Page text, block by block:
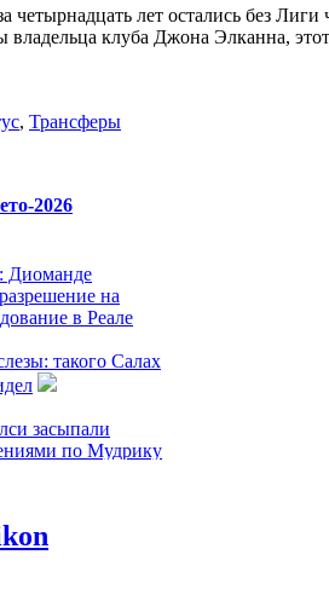
лет остались без
клуба Джона Элканна,
, Трансферы
2026
Диоманде
на
в Реале
такого Салах
засыпали
по Мудрику